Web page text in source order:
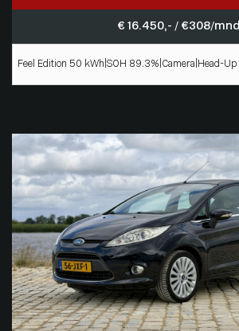
€ 16.450,- / € 308/mnd
Feel Edition 50 kWh|SOH 89.3%|Camera|Head-Up